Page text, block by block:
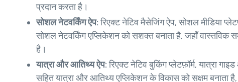
प्रदान करता है।
सोशल नेटवर्किंग ऐप:रिएक्ट नेटिव मैसेजिंग ऐप, सोशल मीडिया
सोशल नेटवर्किंग एप्लिकेशन को सशक्त बनाता है, जहाँ वास्तविक
है।
यात्रा और आतिथ्य ऐप:रिएक्ट नेटिव बुकिंग प्लेटफ़ॉर्म, यात्रा
सहित यात्रा और आतिथ्य एप्लिकेशन के विकास को सक्षम बनाता